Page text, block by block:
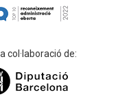
col·laboració de: